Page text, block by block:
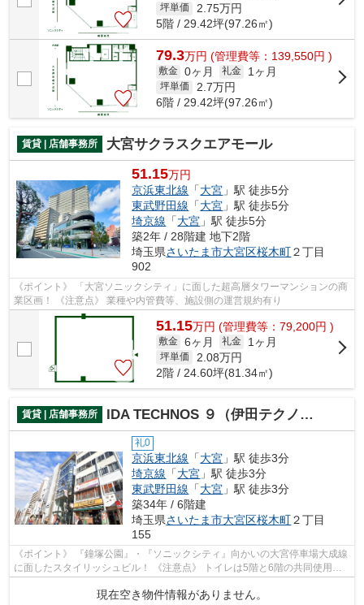
坪単価 2.75万円
5階 / 29.42坪(97.26㎡)
79.3万円 (管理費等：139,550円 )
敷金 0ヶ月 礼金 1ヶ月
坪単価 2.7万円
6階 / 29.42坪(97.26㎡)
賃貸 | 店舗事務所 大宮サクラスクエアモール
51.15万円
京浜東北線 「大宮 」駅 徒歩5分
東武野田線 「大宮 」駅 徒歩5分
埼京線 「大宮 」駅 徒歩5分
築2年 / 28階建 地下2階
埼玉県さいたま市大宮区桜木町２丁目
902
《ポイント》 「大宮ソニックシティ」に面した超高層タワーマンションの商
業区画！ 《注意点》 業種や内管費等、施設側の運営規約有り
51.15万円 (管理費等：79,200円 )
敷金 6ヶ月 礼金 1ヶ月
坪単価 2.08万円
2階 / 24.60坪(81.34㎡)
賃貸 | 店舗事務所 IDA TECHNOS ９（伊田テクノス９）
礼0
京浜東北線 「大宮 」駅 徒歩3分
埼京線 「大宮 」駅 徒歩3分
東武野田線 「大宮 」駅 徒歩3分
築34年 / 6階建
埼玉県さいたま市大宮区桜木町２丁目
155
《ポイント》 『鐘塚公園』・『ソニックシティ』向かいの大宮停車場大成線
に面したスタイリッシュビル！ 《注意点》 トイレは5階と6階の共同使用に
現在空き物件情報がありません。